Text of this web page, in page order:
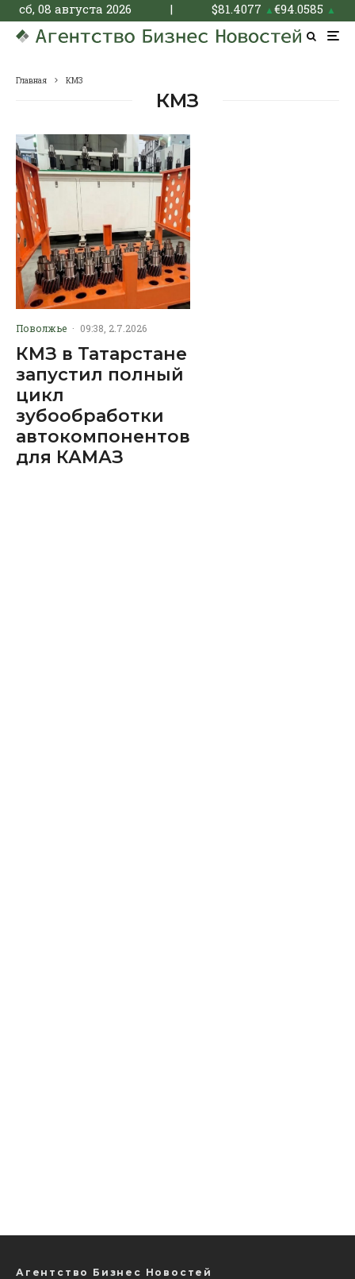
сб, 08 августа 2026 | $81.4077 ▲€94.0585 ▲
Главная КМЗ
КМЗ
Поволжье · 09:38, 2.7.2026
КМЗ в Татарстане
запустил полный
цикл
зубообработки
автокомпонентов
для КАМАЗ
Агентство Бизнес Новостей